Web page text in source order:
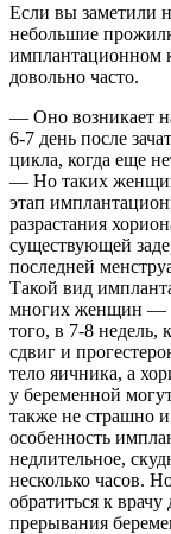
Если вы заметили
небольшие
имплантационном
довольно часто.
— Оно возникает
6-7 день после
цикла, когда еще
— Но таких
этап
разрастания
существующей
последней
Такой вид
многих женщин —
того, в 7-8 недель,
сдвиг и
тело яичника, а
у беременной
также не страшно
особенность
недлительное,
несколько часов.
обратиться к
прерывания